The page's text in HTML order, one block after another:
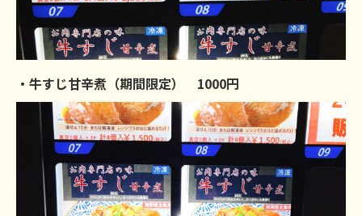
・牛すじ甘辛煮（期間限定） 1000円